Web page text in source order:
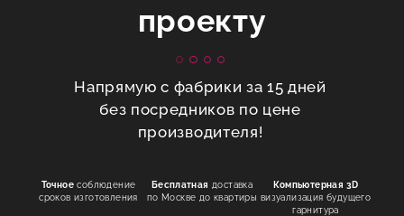
СТОИМОСТЬ
ИНФОРМАЦИЯ
проекту
Напрямую с фабрики за 15 дней
без посредников по цене
производителя!
Точное соблюдение
сроков изготовления
Бесплатная доставка
по Москве до квартиры
Компьютерная 3D
визуализация будущего
гарнитура